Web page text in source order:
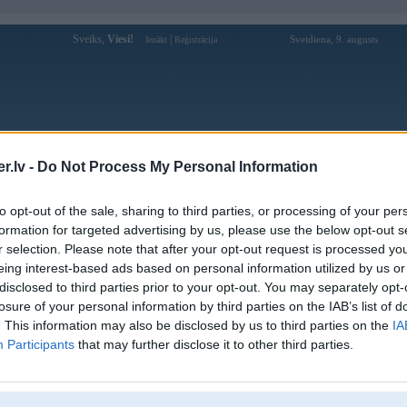
- Do Not Process My Personal Information
opt-out of the sale, sharing to third parties, or processing of your
for targeted advertising by us, please use the below opt-out
selection. Please note that after your opt-out request is processed
interest-based ads based on personal information utilized by us
to third parties prior to your opt-out. You may separately
of your personal information by third parties on the IAB’s list of
This information may also be disclosed by us to third parties on the
Participants that may further disclose it to other third parties.
Sveiks, Viesi! Ienākt Reģistrācija Svetdiena, 9. augusts
Forums Galerijas Reģistrācija Lietotāji
Lietotāja robnik3 profils
Pēdējo reizi manīts: 23. Oct 2025, 22:03
Lietotājvārds:
robnik3
Pilsēta:
Rīga
Ziņojumi forumā:
[Pēdējie ziņojumi forumā]